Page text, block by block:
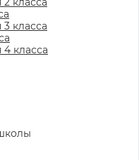
класса
класса